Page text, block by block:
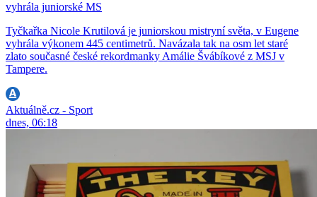
vyhrála juniorské MS
Tyčkařka Nicole Krutilová je juniorskou mistryní světa, v Eugene
vyhrála výkonem 445 centimetrů. Navázala tak na osm let staré
zlato současné české rekordmanky Amálie Švábíkové z MSJ v
Tampere.
Aktuálně.cz - Sport
dnes, 06:18